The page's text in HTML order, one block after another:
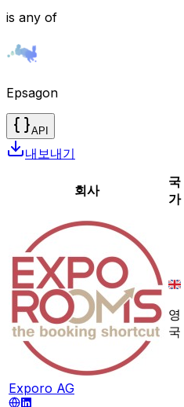
is any of
Epsagon
API
내보내기
회사
국
가
Exporo AG
영
국